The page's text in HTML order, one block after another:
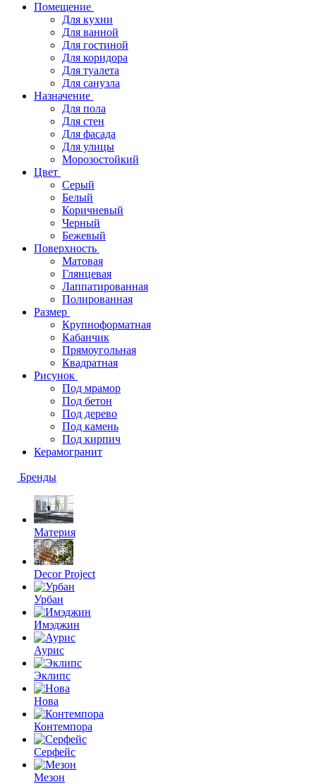
Помещение
Для кухни
Для ванной
Для гостиной
Для коридора
Для туалета
Для санузла
Назначение
Для пола
Для стен
Для фасада
Для улицы
Морозостойкий
Цвет
Серый
Белый
Коричневый
Черный
Бежевый
Поверхность
Матовая
Глянцевая
Лаппатированная
Полированная
Размер
Крупноформатная
Кабанчик
Прямоугольная
Квадратная
Рисунок
Под мрамор
Под бетон
Под дерево
Под камень
Под кирпич
Керамогранит
Бренды
Материя
Decor Project
Урбан
Имэджин
Аурис
Эклипс
Нова
Контемпора
Серфейс
Мезон